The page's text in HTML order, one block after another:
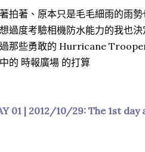
拍著、原本只是毛毛細雨的雨
過度考驗相機防水能力的我也
那些勇敢的 Hurricane
的 時報廣場 的打算
01 | 2012/10/29: The 1st